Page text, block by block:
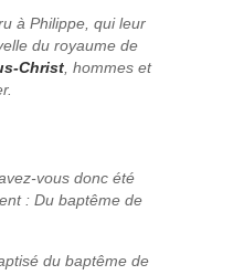
à Philippe, qui leur
du royaume de
Christ , hommes et
vous donc été
: Du baptême de
du baptême de